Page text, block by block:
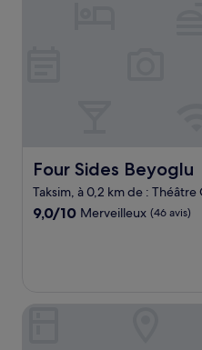
Four Sides Beyoglu
Four Sides Beyoglu
Taksim, à 0,2 km de :
9.0
9,0/10 Merveilleux (46 avis)